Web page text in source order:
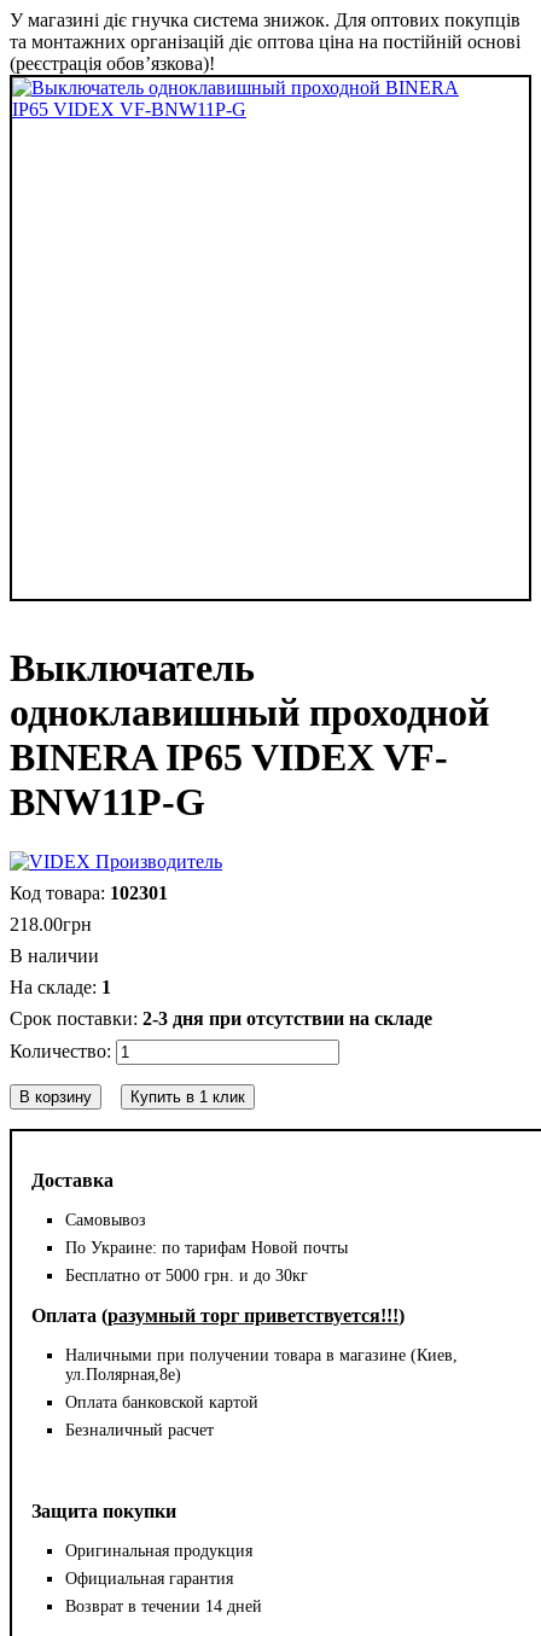
У магазині діє гнучка система знижок. Для оптових покупців
та монтажних організацій діє оптова ціна на постійній основі
(реєстрація обов’язкова)!
Выключатель
одноклавишный проходной
BINERA IP65 VIDEX VF-
BNW11P-G
Доставка
Самовывоз
По Украине: по тарифам Новой почты
Бесплатно от 5000 грн. и до 30кг
Оплата (разумный торг приветствуется!!!)
Наличными при получении товара в магазине (Киев,
ул.Полярная,8е)
Оплата банковской картой
Безналичный расчет
Защита покупки
Оригинальная продукция
Официальная гарантия
Возврат в течении 14 дней
102301
218.00грн
В наличии
1
2-3 дня при отсутствии на складе
В корзину Купить в 1 клик